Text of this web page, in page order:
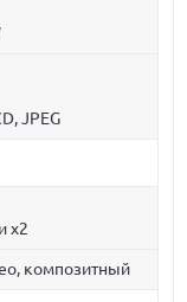
JPEG
x2
композитный